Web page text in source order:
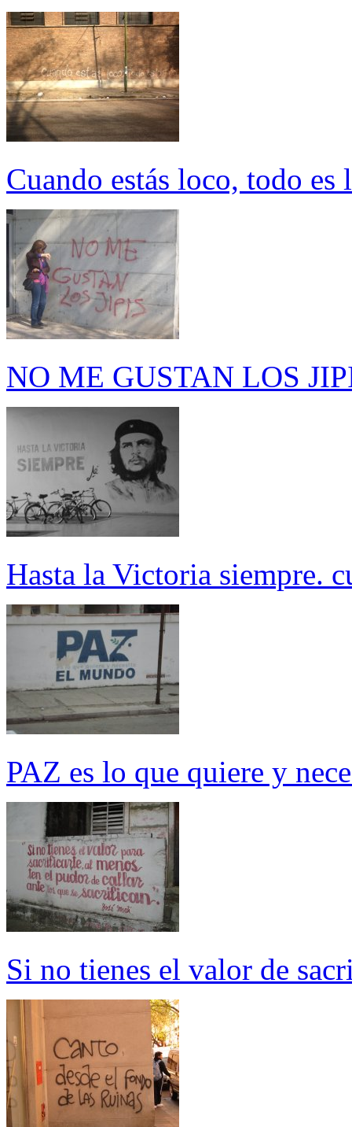
Cuando estás loco, todo es
NO ME GUSTAN LOS
Hasta la Victoria siempre.
PAZ es lo que quiere y
Si no tienes el valor de